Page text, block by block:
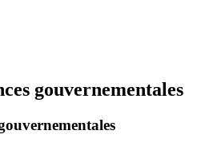
gouvernementales